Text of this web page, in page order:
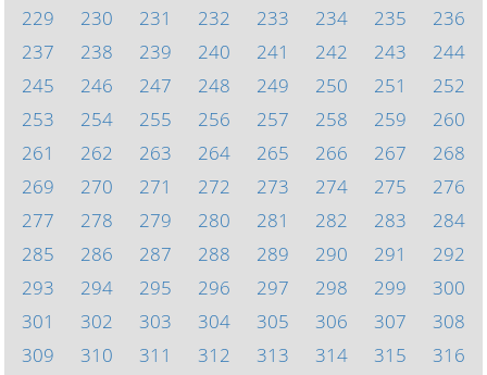
229
230 231 232 233 234 235
236
237
238 239 240 241 242 243
244
245
246 247 248 249 250 251
252
253
254 255 256 257 258 259
260
261
262 263 264 265 266 267
268
269
270 271 272 273 274 275
276
277
278 279 280 281 282 283
284
285
286 287 288 289 290 291
292
293
294 295 296 297 298 299
300
301
302 303 304 305 306 307
308
309
310 311 312 313 314 315
316